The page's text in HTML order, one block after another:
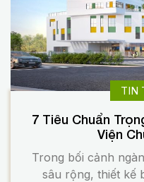
TIN
7 Tiêu Chuẩn
Viện
Trong bối cảnh
sâu rộng, thiết kế